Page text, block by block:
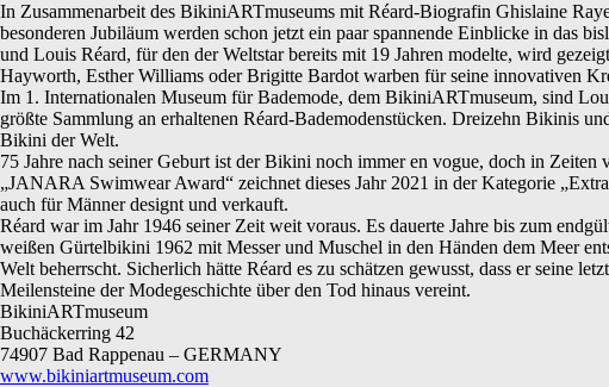
In Zusammenarbeit des BikiniARTmuseums mit Réard-Biografin Ghislaine
besonderen Jubiläum werden schon jetzt ein paar spannende Einblicke in das
und Louis Réard, für den der Weltstar bereits mit 19 Jahren modelte, wird
Hayworth, Esther Williams oder Brigitte Bardot warben für seine innovativen
Im 1. Internationalen Museum für Bademode, dem BikiniARTmuseum, sind
größte Sammlung an erhaltenen Réard-Bademodenstücken. Dreizehn Bikinis
Bikini der Welt.
75 Jahre nach seiner Geburt ist der Bikini noch immer en vogue, doch in
„JANARA Swimwear Award“ zeichnet dieses Jahr 2021 in der Kategorie
auch für Männer designt und verkauft.
Réard war im Jahr 1946 seiner Zeit weit voraus. Es dauerte Jahre bis zum
weißen Gürtelbikini 1962 mit Messer und Muschel in den Händen dem Meer
Welt beherrscht. Sicherlich hätte Réard es zu schätzen gewusst, dass er seine
Meilensteine der Modegeschichte über den Tod hinaus vereint.
BikiniARTmuseum
Buchäckerring 42
74907 Bad Rappenau – GERMANY
www.bikiniartmuseum.com